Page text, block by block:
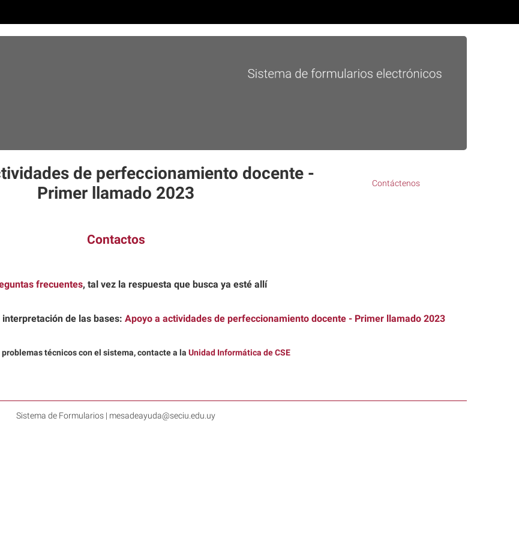
de perfeccionamiento docente -
Primer llamado 2023
Contáctenos
Contactos
frecuentes, tal vez la respuesta que busca ya esté allí
de las bases: Apoyo a actividades de perfeccionamiento docente - Primer llamado 2023
problemas técnicoscon el sistema, contacte a la Unidad Informática de CSE
Sistema de Formularios | mesadeayuda@seciu.edu.uy